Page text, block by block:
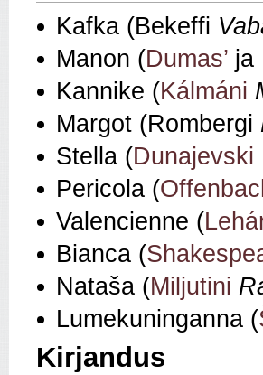
Kafka (Bekeffi
Manon (Dumas’ ja
Kannike (Kálmáni
Margot (Rombergi
Stella (Dunajevski
Pericola (
Valencienne (
Bianca (
Nataša (Miljutini
Lumekuninganna (
Kirjandus